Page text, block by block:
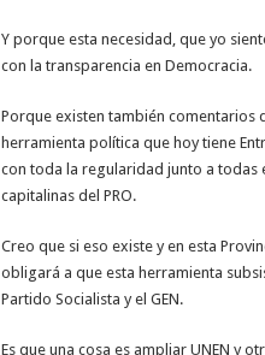
Y porque esta necesidad, que yo
con la transparencia en Democracia.
Porque existen también comentarios
herramienta política que hoy tiene
con toda la regularidad junto a todas
capitalinas del PRO.
Creo que si eso existe y en esta
obligará a que esta herramienta
Partido Socialista y el GEN.
Es que una cosa es ampliar UNEN y